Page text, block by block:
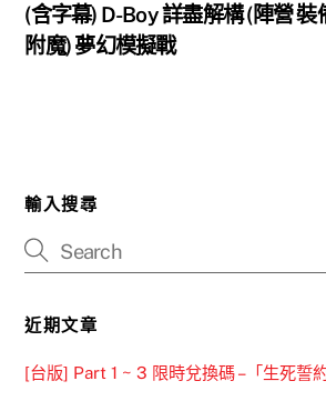
(含字幕) D-Boy 詳盡解構 (陣營 裝
附魔) 夢幻模擬戰
輸入搜尋
近期文章
[台版] Part 1 ~ 3 限時兌換碼 –「生死誓